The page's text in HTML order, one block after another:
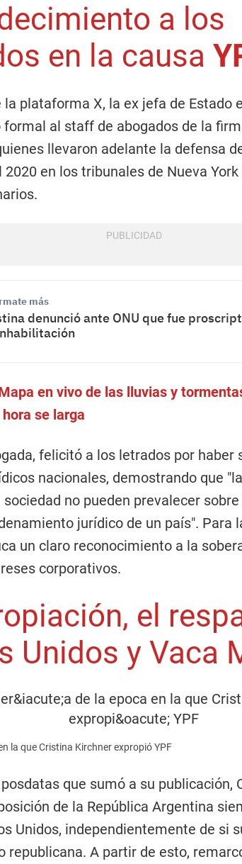
a los
en la causa
la plataforma X, la ex jefa de Estado
al staff de abogados de la
llevaron adelante la defensa
2020 en los tribunales de Nueva
más
denunció ante ONU que fue
en vivo de las lluvias y
se larga
felicitó a los letrados por haber
nacionales, demostrando que
no pueden prevalecer
jurídico de un país". Para
un claro reconocimiento a la
corporativos.
el
Unidos y Vaca
la que Cristina Kirchner expropió YPF
que sumó a su publicación,
de la República Argentina
Unidos, independientemente de si
republicana. A partir de esto,